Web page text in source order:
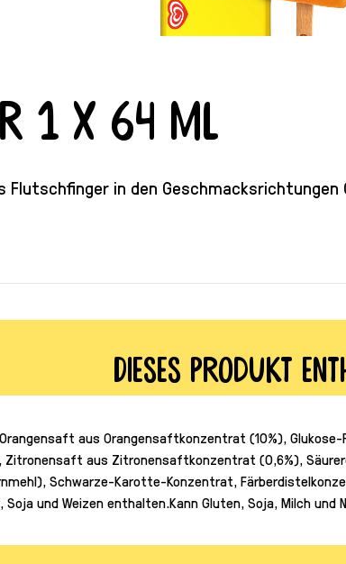
1 x 64 ml
Flutschfinger in den Geschmacksrichtungen
Dieses Produkt
aus Orangensaftkonzentrat (10%),
Zitronensaft aus Zitronensaftkonzentrat (0,6%),
Schwarze-Karotte-Konzentrat,
Soja und Weizen enthalten.Kann Gluten, Soja, Milch und